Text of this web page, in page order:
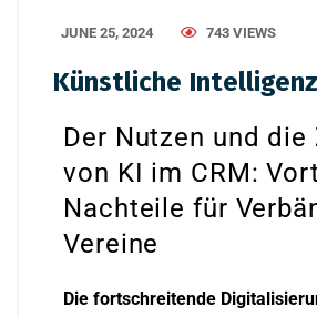
JUNE 25, 2024 743 VIEWS
Künstliche Intelligenz
Der Nutzen und die
von KI im CRM:
Nachteile für
Vereine
Die fortschreitende